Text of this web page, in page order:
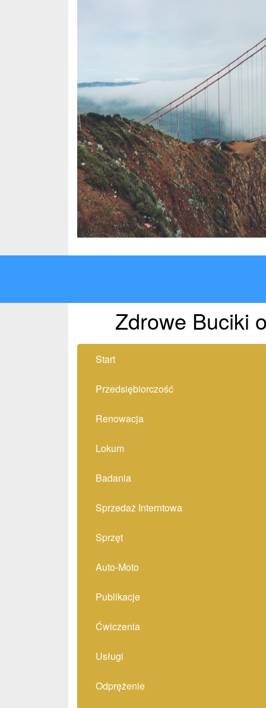
Zdrowe Buciki
Start
Przedsiębiorczość
Renowacja
Lokum
Badania
Sprzedaż Interntowa
Sprzęt
Auto-Moto
Publikacje
Ćwiczenia
Usługi
Odprężenie